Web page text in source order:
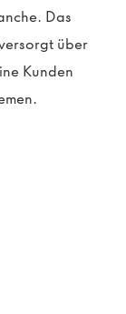
Das
über
Kunden